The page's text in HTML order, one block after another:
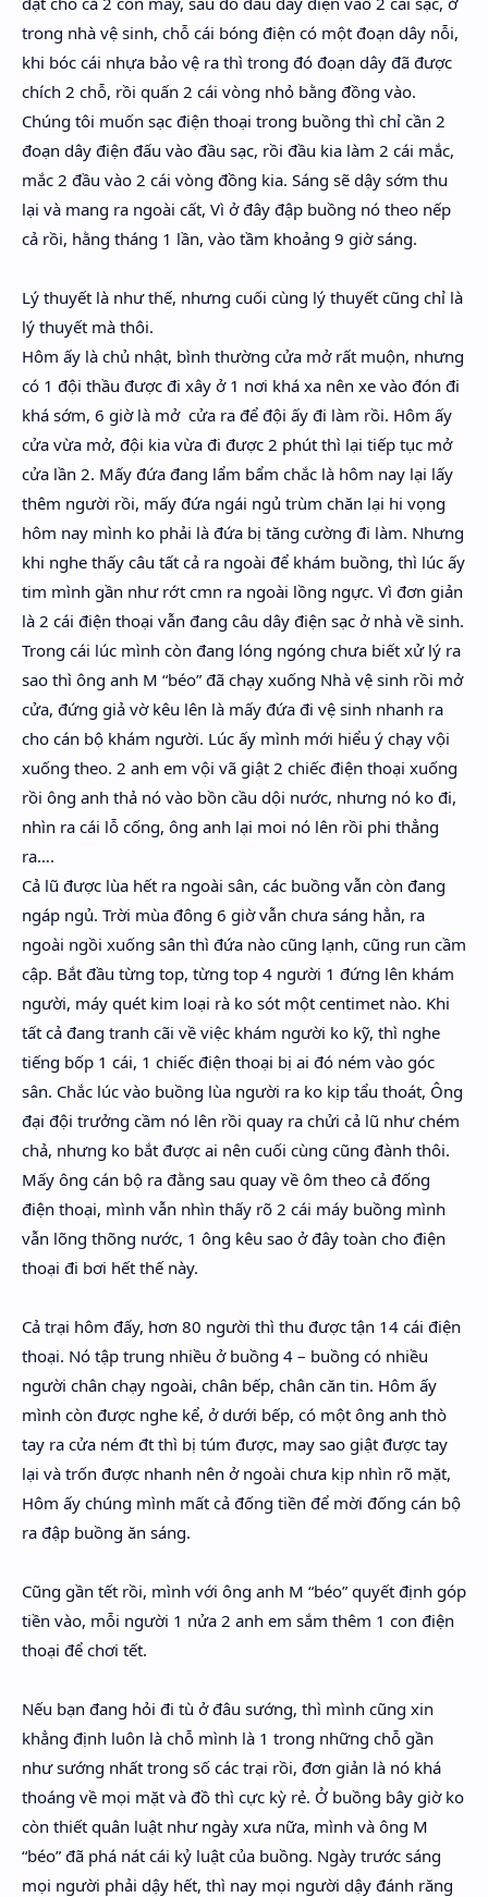
trong nhà vệ sinh, chỗ cái bóng điện có một đoạn dây nỗi,
khi bóc cái nhựa bảo vệ ra thì trong đó đoạn dây đã được
chích 2 chỗ, rồi quấn 2 cái vòng nhỏ bằng đồng vào.
Chúng tôi muốn sạc điện thoại trong buồng thì chỉ cần 2
đoạn dây điện đấu vào đầu sạc, rồi đầu kia làm 2 cái mắc,
mắc 2 đầu vào 2 cái vòng đồng kia. Sáng sẽ dậy sớm thu
lại và mang ra ngoài cất, Vì ở đây đập buồng nó theo nếp
cả rồi, hằng tháng 1 lần, vào tầm khoảng 9 giờ sáng.
Lý thuyết là như thế, nhưng cuối cùng lý thuyết cũng chỉ là
lý thuyết mà thôi.
Hôm ấy là chủ nhật, bình thường cửa mở rất muộn, nhưng
có 1 đội thầu được đi xây ở 1 nơi khá xa nên xe vào đón đi
khá sớm, 6 giờ là mở cửa ra để đội ấy đi làm rồi. Hôm ấy
cửa vừa mở, đội kia vừa đi được 2 phút thì lại tiếp tục mở
cửa lần 2. Mấy đứa đang lẩm bẩm chắc là hôm nay lại lấy
thêm người rồi, mấy đứa ngái ngủ trùm chăn lại hi vọng
hôm nay mình ko phải là đứa bị tăng cường đi làm. Nhưng
khi nghe thấy câu tất cả ra ngoài để khám buồng, thì lúc ấy
tim mình gần như rớt cmn ra ngoài lồng ngực. Vì đơn giản
là 2 cái điện thoại vẫn đang câu dây điện sạc ở nhà về sinh.
Trong cái lúc mình còn đang lóng ngóng chưa biết xử lý ra
sao thì ông anh M “béo” đã chạy xuống Nhà vệ sinh rồi mở
cửa, đứng giả vờ kêu lên là mấy đứa đi vệ sinh nhanh ra
cho cán bộ khám người. Lúc ấy mình mới hiểu ý chạy vội
xuống theo. 2 anh em vội vã giật 2 chiếc điện thoại xuống
rồi ông anh thả nó vào bồn cầu dội nước, nhưng nó ko đi,
nhìn ra cái lỗ cống, ông anh lại moi nó lên rồi phi thẳng
ra….
Cả lũ được lùa hết ra ngoài sân, các buồng vẫn còn đang
ngáp ngủ. Trời mùa đông 6 giờ vẫn chưa sáng hẳn, ra
ngoài ngồi xuống sân thì đứa nào cũng lạnh, cũng run cầm
cập. Bắt đầu từng top, từng top 4 người 1 đứng lên khám
người, máy quét kim loại rà ko sót một centimet nào. Khi
tất cả đang tranh cãi về việc khám người ko kỹ, thì nghe
tiếng bốp 1 cái, 1 chiếc điện thoại bị ai đó ném vào góc
sân. Chắc lúc vào buồng lùa người ra ko kịp tẩu thoát, Ông
đại đội trưởng cầm nó lên rồi quay ra chửi cả lũ như chém
chả, nhưng ko bắt được ai nên cuối cùng cũng đành thôi.
Mấy ông cán bộ ra đằng sau quay về ôm theo cả đống
điện thoại, mình vẫn nhìn thấy rõ 2 cái máy buồng mình
vẫn lõng thõng nước, 1 ông kêu sao ở đây toàn cho điện
thoại đi bơi hết thế này.
Cả trại hôm đấy, hơn 80 người thì thu được tận 14 cái điện
thoại. Nó tập trung nhiều ở buồng 4 – buồng có nhiều
người chân chạy ngoài, chân bếp, chân căn tin. Hôm ấy
mình còn được nghe kể, ở dưới bếp, có một ông anh thò
tay ra cửa ném đt thì bị túm được, may sao giật được tay
lại và trốn được nhanh nên ở ngoài chưa kịp nhìn rõ mặt,
Hôm ấy chúng mình mất cả đống tiền để mời đống cán bộ
ra đập buồng ăn sáng.
Cũng gần tết rồi, mình với ông anh M “béo” quyết định góp
tiền vào, mỗi người 1 nửa 2 anh em sắm thêm 1 con điện
thoại để chơi tết.
Nếu bạn đang hỏi đi tù ở đâu sướng, thì mình cũng xin
khẳng định luôn là chỗ mình là 1 trong những chỗ gần
như sướng nhất trong số các trại rồi, đơn giản là nó khá
thoáng về mọi mặt và đồ thì cực kỳ rẻ. Ở buồng bây giờ ko
còn thiết quân luật như ngày xưa nữa, mình và ông M
“béo” đã phá nát cái kỷ luật của buồng. Ngày trước sáng
mọi người phải dậy hết, thì nay mọi người dậy đánh răng